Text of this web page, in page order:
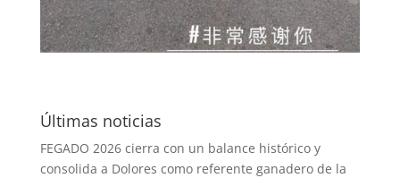
Últimas noticias
FEGADO 2026 cierra con un balance histórico y
consolida a Dolores como referente ganadero de la